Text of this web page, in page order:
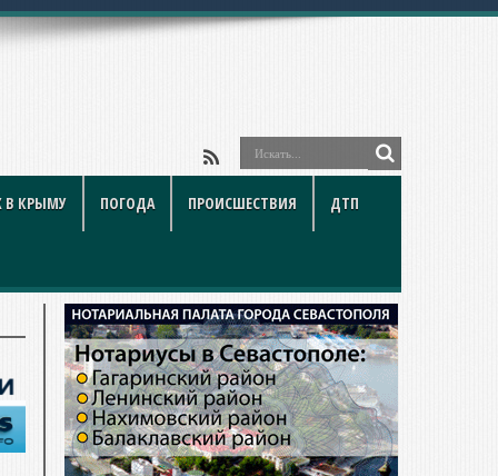
В КРЫМУ ПОГОДА ПРОИСШЕСТВИЯ ДТП